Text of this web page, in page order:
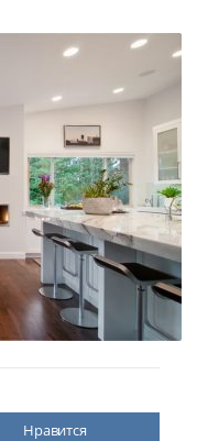
Нравится